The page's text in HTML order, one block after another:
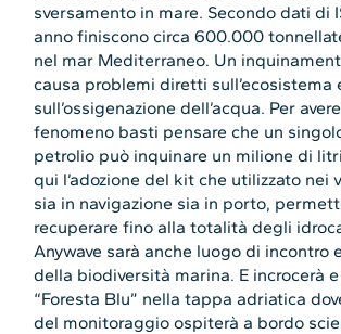
sversamento in mare. Secondo dati di
anno finiscono circa 600.000
nel mar Mediterraneo. Un
causa problemi diretti sull’ecosistema
sull’ossigenazione dell’acqua. Per
fenomeno basti pensare che un
petrolio può inquinare un milione di
qui l’adozione del kit che utilizzato nei
sia in navigazione sia in porto,
recuperare fino alla totalità degli
Anywave sarà anche luogo di incontro
della biodiversità marina. E incrocerà
“Foresta Blu” nella tappa adriatica
del monitoraggio ospiterà a bordo